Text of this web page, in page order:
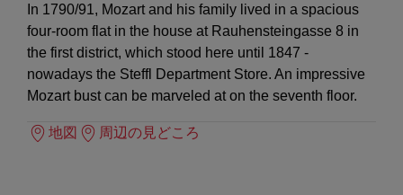
In 1790/91, Mozart and his family lived in a spacious
four-room flat in the house at Rauhensteingasse 8 in
the first district, which stood here until 1847 -
nowadays the Steffl Department Store. An impressive
Mozart bust can be marveled at on the seventh floor.
地図 周辺の見どころ